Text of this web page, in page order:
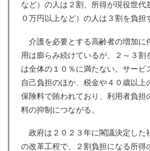
など）の人は２割、所得が現役世代
０万円以上など）の人は３割を負担
介護を必要とする高齢者の増加に
用は膨らみ続けているが、２～３割
は全体の１０％に満たない。サービ
自己負担のほか、税金や４０歳以上
保険料で賄われており、利用者負担
料の抑制につながる。
政府は２０２３年に閣議決定した
の改革工程で、２割負担になる所得